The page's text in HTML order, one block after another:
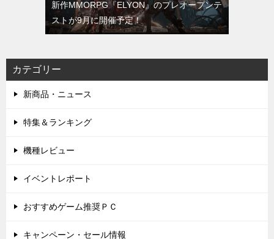
新作MMORPG『ELYON』のプレオープンテ
ストが9月に開催予定！
カテゴリー
新商品・ニュース
特集＆ランキング
機種レビュー
イベントレポート
おすすめゲーム推奨ＰＣ
キャンペーン・セール情報